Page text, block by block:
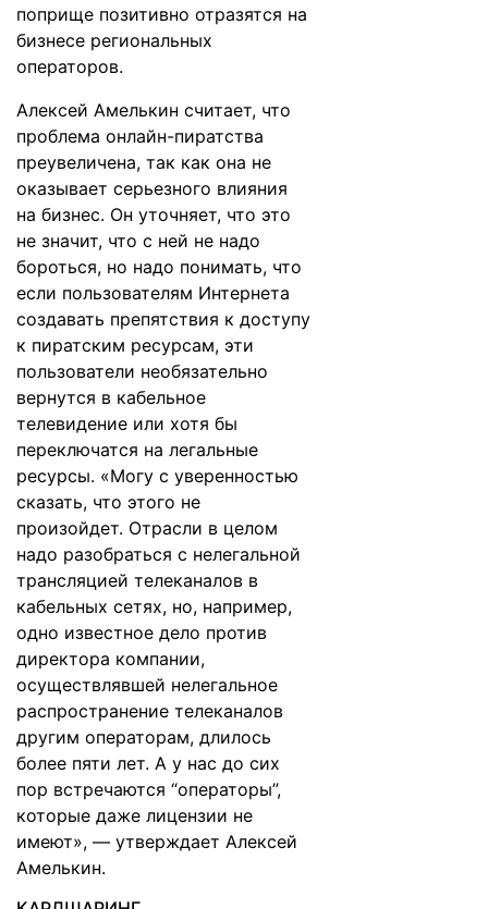
поприще позитивно отразятся на
бизнесе региональных
операторов.
Алексей Амелькин считает, что
проблема онлайн-пиратства
преувеличена, так как она не
оказывает серьезного влияния
на бизнес. Он уточняет, что это
не значит, что с ней не надо
бороться, но надо понимать, что
если пользователям Интернета
создавать препятствия к доступу
к пиратским ресурсам, эти
пользователи необязательно
вернутся в кабельное
телевидение или хотя бы
переключатся на легальные
ресурсы. «Могу с уверенностью
сказать, что этого не
произойдет. Отрасли в целом
надо разобраться с нелегальной
трансляцией телеканалов в
кабельных сетях, но, например,
одно известное дело против
директора компании,
осуществлявшей нелегальное
распространение телеканалов
другим операторам, длилось
более пяти лет. А у нас до сих
пор встречаются “операторы”,
которые даже лицензии не
имеют», — утверждает Алексей
Амелькин.